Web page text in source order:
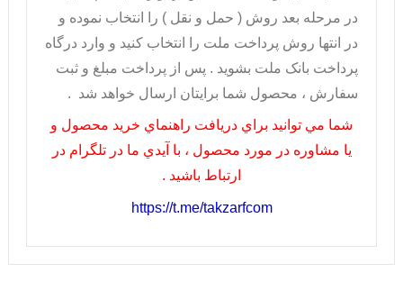
در مرحله بعد روش ( حمل و نقل ) را انتخاب نموده و
در انتها روش پرداخت ملت را انتخاب کنيد و وارد درگاه
پرداخت بانک ملت بشويد . پس از پرداخت مبلغ و ثبت
سفارش ، محصول شما برايتان ارسال خواهد شد .
شما مي توانيد براي دريافت راهنماي خريد محصول و
يا مشاوره در مورد محصول ، با آيدي ما در تلگرام در
ارتباط باشيد .
https://t.me/takzarfcom